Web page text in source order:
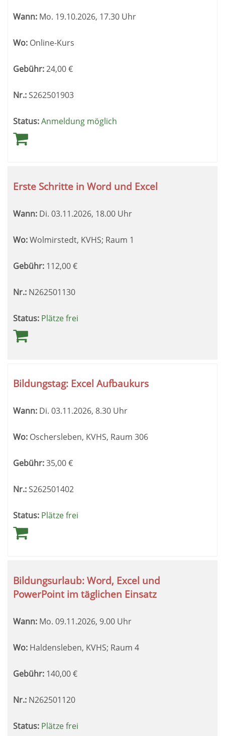
Wann: Mo. 19.10.2026, 17.30 Uhr
Wo: Online-Kurs
Gebühr:24,00€
Nr.:S262501903
Status:Anmeldung möglich
Erste Schritte in Word und Excel
Wann: Di. 03.11.2026, 18.00 Uhr
Wo:Wolmirstedt, KVHS; Raum 1
Gebühr: 112,00€
Nr.: N262501130
Status: Plätze frei
Bildungstag: Excel Aufbaukurs
Wann: Di. 03.11.2026, 8.30 Uhr
Wo: Oschersleben, KVHS, Raum 306
Gebühr:35,00€
Nr.:S262501402
Status: Plätze frei
Bildungsurlaub: Word, Excel und
PowerPoint im täglichen Einsatz
Wann: Mo. 09.11.2026, 9.00 Uhr
Wo: Haldensleben, KVHS; Raum 4
Gebühr: 140,00€
Nr.: N262501120
Status: Plätze frei